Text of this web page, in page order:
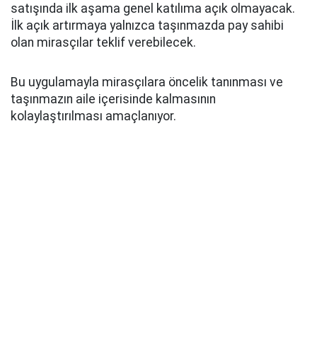
satışında ilk aşama genel katılıma açık olmayacak.
İlk açık artırmaya yalnızca taşınmazda pay sahibi
olan mirasçılar teklif verebilecek.
Bu uygulamayla mirasçılara öncelik tanınması ve
taşınmazın aile içerisinde kalmasının
kolaylaştırılması amaçlanıyor.